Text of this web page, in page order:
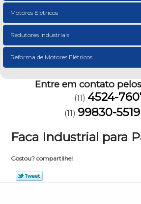
Motores Elétricos
Redutores Industriais
Reforma de Motores Elétricos
Entre em contato
(11) 4524-
(11) 99830-5519
Faca Industrial para
Gostou? compartilhe!